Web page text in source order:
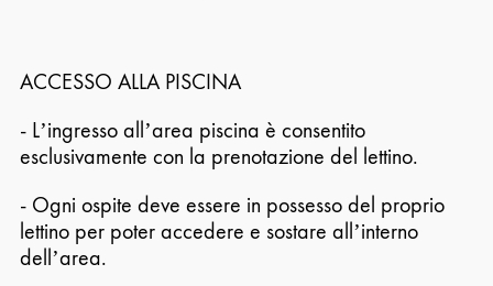
ACCESSO ALLA PISCINA
- L’ingresso all’area piscina è consentito
esclusivamente con la prenotazione del lettino.
- Ogni ospite deve essere in possesso del proprio
lettino per poter accedere e sostare all’interno
dell’area.